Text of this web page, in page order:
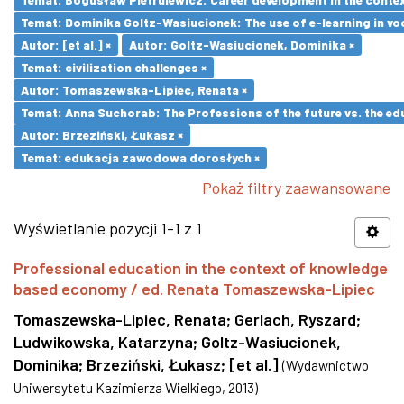
Temat: Dominika Goltz-Wasiucionek: The use of e-learning in
Autor: [et al.] ×
Autor: Goltz-Wasiucionek, Dominika ×
Temat: civilization challenges ×
Autor: Tomaszewska-Lipiec, Renata ×
Temat: Anna Suchorab: The Professions of the future vs. the
Autor: Brzeziński, Łukasz ×
Temat: edukacja zawodowa dorosłych ×
Pokaż filtry zaawansowane
Wyświetlanie pozycji 1-1 z 1
Professional education in the context of knowledge
based economy / ed. Renata Tomaszewska-Lipiec
Tomaszewska-Lipiec, Renata; Gerlach, Ryszard;
Ludwikowska, Katarzyna; Goltz-Wasiucionek,
Dominika; Brzeziński, Łukasz; [et al.] (Wydawnictwo
Uniwersytetu Kazimierza Wielkiego, 2013)